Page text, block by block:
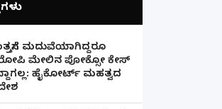
ಮದುವೆಯಾಗಿದ್ದರೂ
ಮೇಲಿನ ಪೋಕ್ಸೋ ಕೇಸ್
ಹೈಕೋರ್ಟ್ ಮಹತ್ವದ